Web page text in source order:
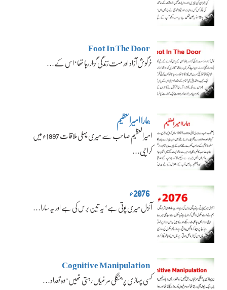
Foot In The Door
خرگوش آزاد اور مست زندگی گزار رہا تھا‘ اس کے…
ہمارا امیرالعظیم
امیرالعظیم صاحب سے میری پہلی ملاقات 1997ء میں
کراچی…
2076ء
آئزل میری پوتی ہے‘ یہ تین برس کی ہے اور یہ سارا…
Cognitive Manipulation
کسی پہاڑی پر جنگلی مرغیاں رہتی تھیں‘ وہ تعداد…